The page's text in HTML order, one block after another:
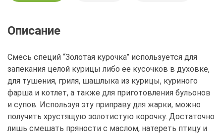
Описание
Смесь специй “Золотая курочка” используется для
запекания целой курицы либо ее кусочков в духовке,
для тушения, гриля, шашлыка из курицы, куриного
фарша и котлет, а также для приготовления бульонов
и супов. Используя эту приправу для жарки, можно
получить хрустящую золотистую корочку. Достаточно
лишь смешать пряности с маслом, натереть птицу и